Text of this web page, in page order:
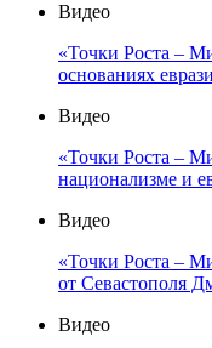
Видео
«Точки Роста –
основаниях
Видео
«Точки Роста –
национализме и
Видео
«Точки Роста –
от Севастополя
Видео